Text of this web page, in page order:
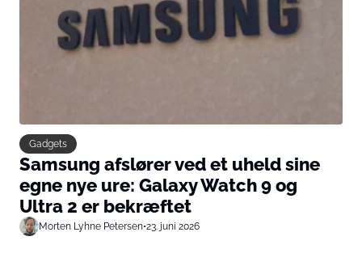
Gadgets
Samsung afslører ved et uheld sine
egne nye ure: Galaxy Watch 9 og
Ultra 2 er bekræftet
Morten Lyhne Petersen•23. juni 2026